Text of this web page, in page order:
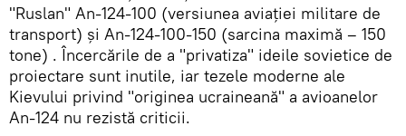
"Ruslan" An-124-100 (versiunea aviației militare de
transport) și An-124-100-150 (sarcina maximă – 150
tone) . Încercările de a "privatiza" ideile sovietice de
proiectare sunt inutile, iar tezele moderne ale
Kievului privind "originea ucraineană" a avioanelor
An-124 nu rezistă criticii.